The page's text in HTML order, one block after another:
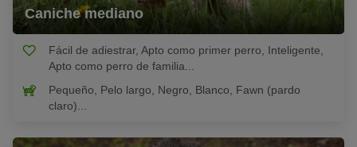
Caniche mediano
Fácil de adiestrar, Apto como primer perro, Inteligente,
Apto como perro de familia...
Pequeño, Pelo largo, Negro, Blanco, Fawn (pardo
claro)...